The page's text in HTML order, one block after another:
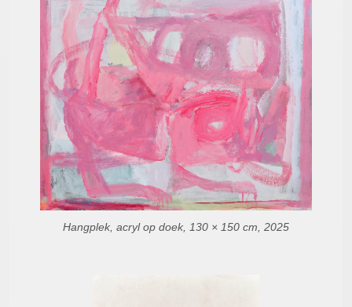
Hangplek, acryl op doek, 130 × 150 cm, 2025